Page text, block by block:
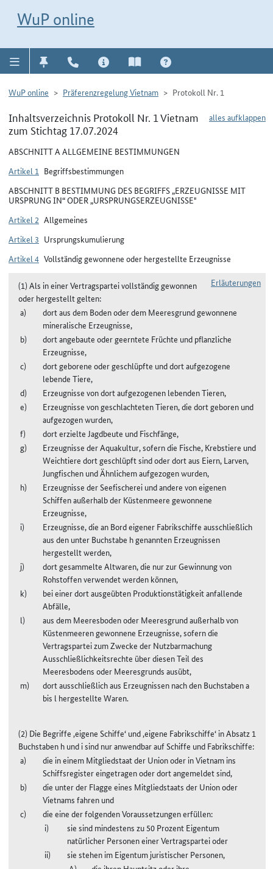
WuP online
WuP online Präferenzregelung Vietnam Protokoll Nr. 1
alles aufklappen
Inhaltsverzeichnis Protokoll Nr. 1 Vietnam
zum Stichtag 17.07.2024
ABSCHNITT A ALLGEMEINE BESTIMMUNGEN
Artikel 1 Begriffsbestimmungen
ABSCHNITT B BESTIMMUNG DES BEGRIFFS „ERZEUGNISSE MIT
URSPRUNG IN“ ODER „URSPRUNGSERZEUGNISSE"
Artikel 2 Allgemeines
Artikel 3 Ursprungskumulierung
Artikel 4 Vollständig gewonnene oder hergestellte Erzeugnisse
Erläuterungen
(1) Als in einer Vertragspartei vollständig gewonnen
oder hergestellt gelten:
dort aus dem Boden oder dem Meeresgrund gewonnene
mineralische Erzeugnisse,
dort angebaute oder geerntete Früchte und pflanzliche
Erzeugnisse,
dort geborene oder geschlüpfte und dort aufgezogene
lebende Tiere,
Erzeugnisse von dort aufgezogenen lebenden Tieren,
Erzeugnisse von geschlachteten Tieren, die dort geboren und
aufgezogen wurden,
dort erzielte Jagdbeute und Fischfänge,
Erzeugnisse der Aquakultur, sofern die Fische, Krebstiere und
Weichtiere dort geschlüpft sind oder dort aus Eiern, Larven,
Jungfischen und Ähnlichem aufgezogen wurden,
Erzeugnisse der Seefischerei und andere von eigenen
Schiffen außerhalb der Küstenmeere gewonnene
Erzeugnisse,
Erzeugnisse, die an Bord eigener Fabrikschiffe ausschließlich
aus den unter Buchstabe h genannten Erzeugnissen
hergestellt werden,
dort gesammelte Altwaren, die nur zur Gewinnung von
Rohstoffen verwendet werden können,
bei einer dort ausgeübten Produktionstätigkeit anfallende
Abfälle,
aus dem Meeresboden oder Meeresgrund außerhalb von
Küstenmeeren gewonnene Erzeugnisse, sofern die
Vertragspartei zum Zwecke der Nutzbarmachung
Ausschließlichkeitsrechte über diesen Teil des
Meeresbodens oder Meeresgrunds ausübt,
dort ausschließlich aus Erzeugnissen nach den Buchstaben a
bis l hergestellte Waren.
(2) Die Begriffe ‚eigene Schiffe‘ und ‚eigene Fabrikschiffe‘ in Absatz 1
Buchstaben h und i sind nur anwendbar auf Schiffe und Fabrikschiffe:
die in einem Mitgliedstaat der Union oder in Vietnam ins
Schiffsregister eingetragen oder dort angemeldet sind,
die unter der Flagge eines Mitgliedstaats der Union oder
Vietnams fahren und
die eine der folgenden Voraussetzungen erfüllen:
sie sind mindestens zu 50 Prozent Eigentum
natürlicher Personen einer Vertragspartei oder
sie stehen im Eigentum juristischer Personen,